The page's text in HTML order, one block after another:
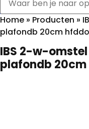
Home » Producten »
plafondb 20cm
IBS 2-w-
plafondb